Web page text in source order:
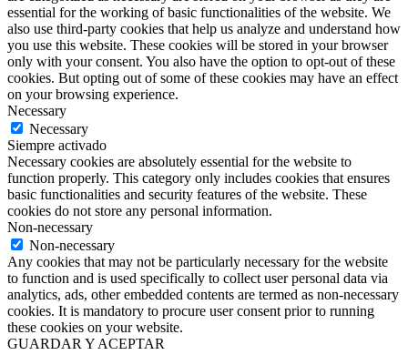
essential for the working of basic functionalities of the website. We
also use third-party cookies that help us analyze and understand how
you use this website. These cookies will be stored in your browser
only with your consent. You also have the option to opt-out of these
cookies. But opting out of some of these cookies may have an effect
on your browsing experience.
Necessary
Necessary
Siempre activado
Necessary cookies are absolutely essential for the website to
function properly. This category only includes cookies that ensures
basic functionalities and security features of the website. These
cookies do not store any personal information.
Non-necessary
Non-necessary
Any cookies that may not be particularly necessary for the website
to function and is used specifically to collect user personal data via
analytics, ads, other embedded contents are termed as non-necessary
cookies. It is mandatory to procure user consent prior to running
these cookies on your website.
GUARDAR Y ACEPTAR